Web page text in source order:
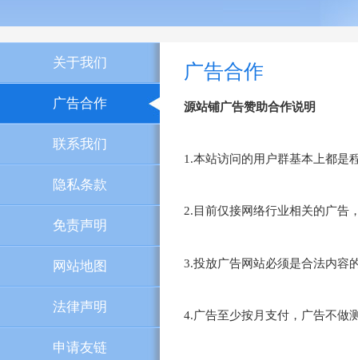
关于我们
广告合作
联系我们
隐私条款
免责声明
网站地图
法律声明
申请友链
广告合作
源站铺广告赞助合作说明
1.本站访问的用户群基本上都是
2.目前仅接网络行业相关的广告
3.投放广告网站必须是合法内容
4.广告至少按月支付，广告不做